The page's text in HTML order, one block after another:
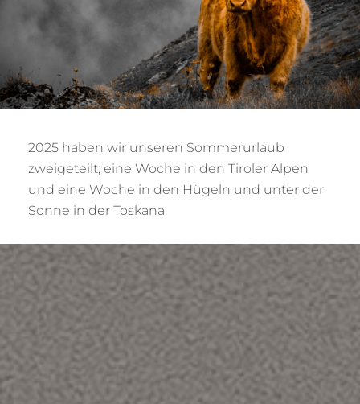
2025 haben wir unseren Sommerurlaub
zweigeteilt; eine Woche in den Tiroler Alpen
und eine Woche in den Hügeln und unter der
Sonne in der Toskana.